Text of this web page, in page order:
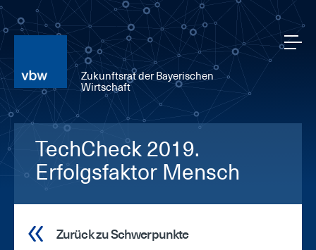
Zukunftsrat der Bayerischen
Wirtschaft
TechCheck 2019.
Erfolgsfaktor Mensch
Zurück zu Schwerpunkte